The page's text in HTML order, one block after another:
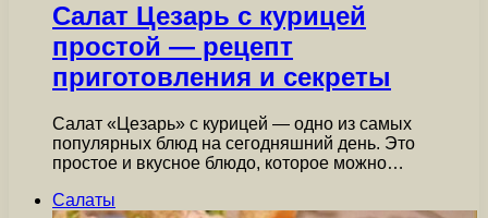
Салат Цезарь с курицей
простой — рецепт
приготовления и секреты
Салат «Цезарь» с курицей — одно из самых
популярных блюд на сегодняшний день. Это
простое и вкусное блюдо, которое можно…
Салаты